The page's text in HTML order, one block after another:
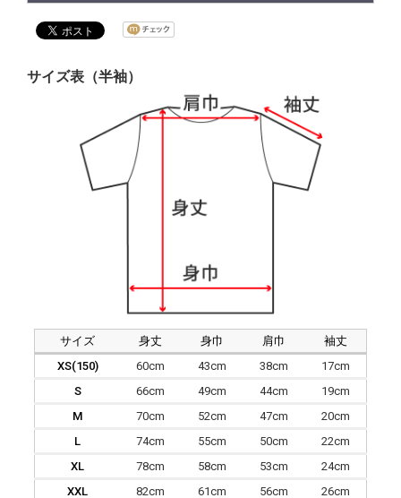
サイズ表（半袖）
サイズ 身丈 身巾 肩巾
袖丈
XS(150)
60cm 43cm 38cm
17cm
S
66cm 49cm 44cm
19cm
M
70cm 52cm 47cm
20cm
L
74cm 55cm 50cm
22cm
XL
78cm 58cm 53cm
24cm
XXL
82cm 61cm 56cm 26cm